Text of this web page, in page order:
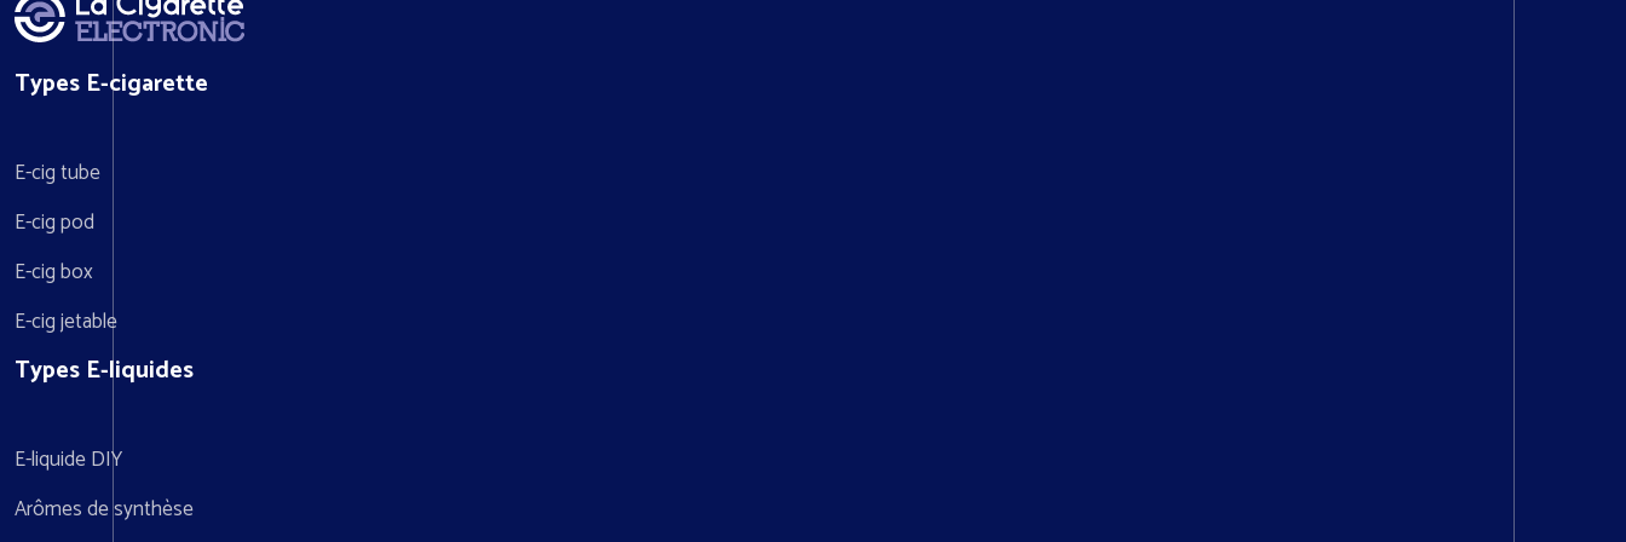
Types E-cigarette
E-cig tube
E-cig pod
E-cig box
E-cig jetable
Types E-liquides
E-liquide DIY
Arômes de synthèse